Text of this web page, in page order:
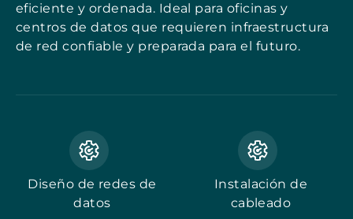
eficiente y ordenada. Ideal para oficinas y
centros de datos que requieren infraestructura
de red confiable y preparada para el futuro.
Diseño de redes de
datos
Instalación de
cableado